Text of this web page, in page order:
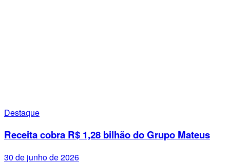
Destaque
Receita cobra R$ 1,28 bilhão do Grupo Mateus
30 de junho de 2026